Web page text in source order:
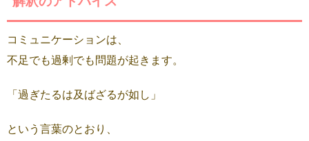
コミュニケーションは、
不足でも過剰でも問題が起きます。
「過ぎたるは及ばざるが如し」
という言葉のとおり、